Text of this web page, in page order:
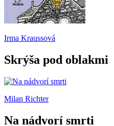
Irma Kraussová
Skrýša pod oblakmi
Milan Richter
Na nádvorí smrti